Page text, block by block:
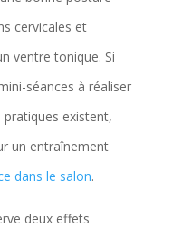
cervicales et
ventre tonique. Si
séances à réaliser
existent,
un entraînement
dans le salon.
deux effets